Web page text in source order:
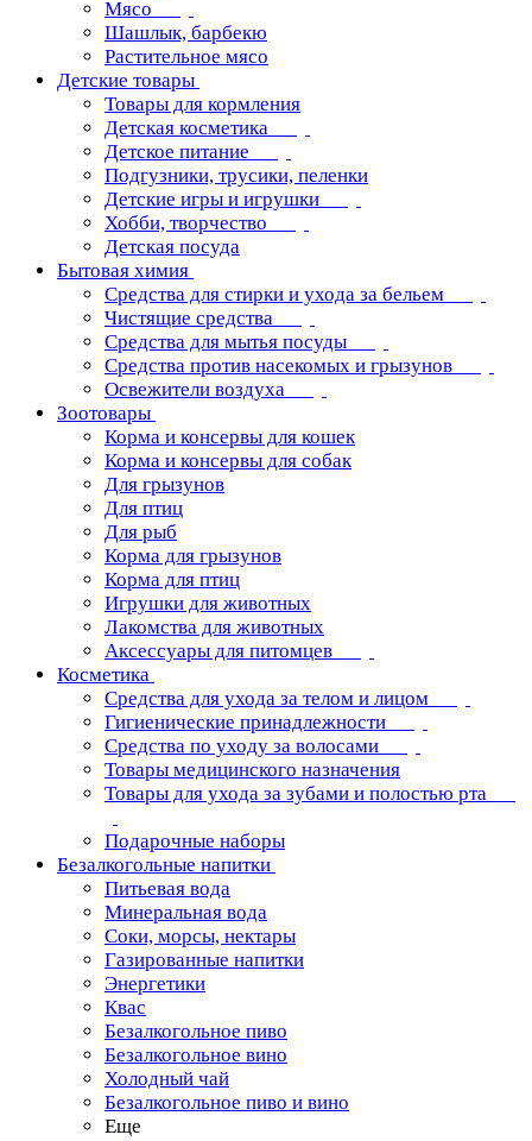
Мясо
Шашлык, барбекю
Растительное мясо
Детские товары
Товары для кормления
Детская косметика
Детское питание
Подгузники, трусики, пеленки
Детские игры и игрушки
Хобби, творчество
Детская посуда
Бытовая химия
Средства для стирки и ухода за бельем
Чистящие средства
Средства для мытья посуды
Средства против насекомых и грызунов
Освежители воздуха
Зоотовары
Корма и консервы для кошек
Корма и консервы для собак
Для грызунов
Для птиц
Для рыб
Корма для грызунов
Корма для птиц
Игрушки для животных
Лакомства для животных
Аксессуары для питомцев
Косметика
Средства для ухода за телом и лицом
Гигиенические принадлежности
Средства по уходу за волосами
Товары медицинского назначения
Товары для ухода за зубами и полостью рта
Подарочные наборы
Безалкогольные напитки
Питьевая вода
Минеральная вода
Соки, морсы, нектары
Газированные напитки
Энергетики
Квас
Безалкогольное пиво
Безалкогольное вино
Холодный чай
Безалкогольное пиво и вино
Еще